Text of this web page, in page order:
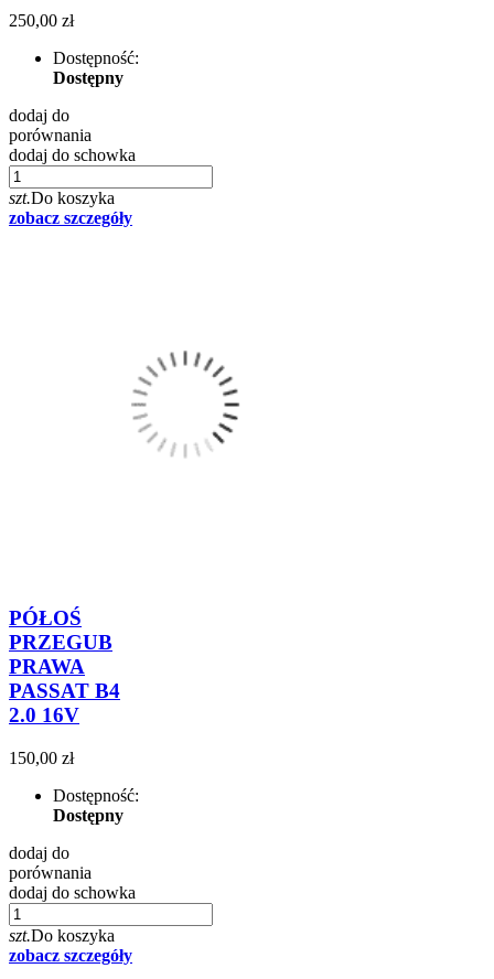
250,00 zł
Dostępność:
Dostępny
dodaj do
porównania
dodaj do schowka
szt.Do koszyka
zobacz szczegóły
PÓŁOŚ
PRZEGUB
PRAWA
PASSAT B4
2.0 16V
150,00 zł
Dostępność:
Dostępny
dodaj do
porównania
dodaj do schowka
szt.Do koszyka
zobacz szczegóły